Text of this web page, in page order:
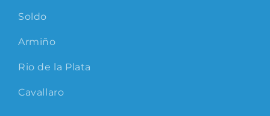
Soldo
Armiño
Rio de la Plata
Cavallaro